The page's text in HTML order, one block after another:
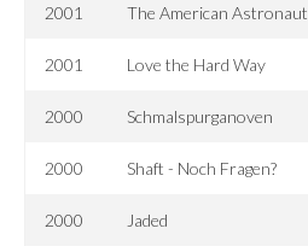
2001 The American Astronaut
2001 Love the Hard Way
2000 Schmalspurganoven
2000 Shaft - Noch Fragen?
2000 Jaded